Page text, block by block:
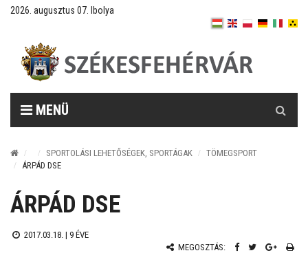
2026. augusztus 07. Ibolya
MENÜ
SPORTOLÁSI LEHETŐSÉGEK, SPORTÁGAK
TÖMEGSPORT
ÁRPÁD DSE
ÁRPÁD DSE
2017.03.18. | 9 ÉVE
MEGOSZTÁS: